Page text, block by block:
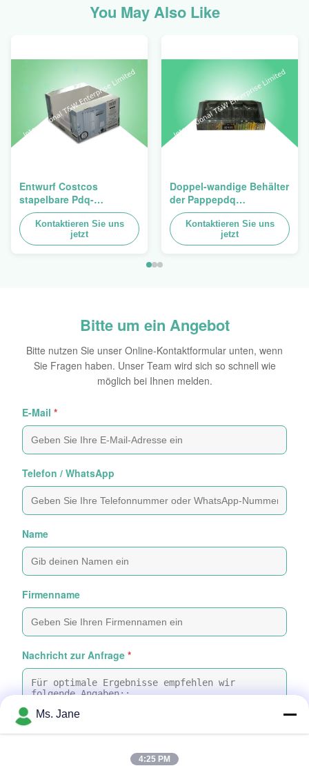
You May Also Like
Entwurf Costcos
stapelbare Pdq-
Hochleistungsbehälter
zum Verkauf des
Vorhangs, Last 100kgs
Kontaktieren Sie uns
jetzt
Doppel-wandige Behälter
der Pappepdq
Hochleistungsstackup
für die Förderung von
Gewürzen/von
Kontaktieren Sie uns
jetzt
Bitte um ein Angebot
Bitte nutzen Sie unser Online-Kontaktformular unten, wenn
Sie Fragen haben. Unser Team wird sich so schnell wie
möglich bei Ihnen melden.
E-Mail *
Telefon / WhatsApp
Name
Firmenname
Nachricht zur Anfrage *
Ms. Jane
4:25 PM